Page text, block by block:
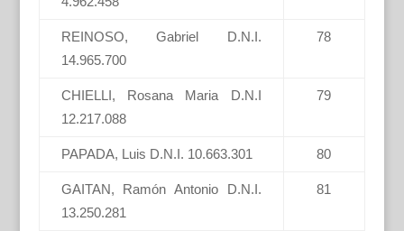
REINOSO, Gabriel D.N.I.
14.965.700
78
CHIELLI, Rosana Maria D.N.I
12.217.088
79
PAPADA, Luis D.N.I. 10.663.301 80
GAITAN, Ramón Antonio D.N.I.
13.250.281
81